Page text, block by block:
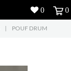
| POUF DRUM
0 0